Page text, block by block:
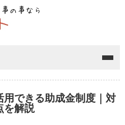
メニ
できる助成金制度｜対
を解説